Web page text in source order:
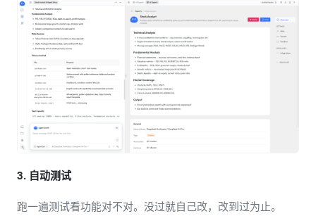
3. 自动测试
跑一遍测试看功能对不对。没过就自己改，改到过为止。